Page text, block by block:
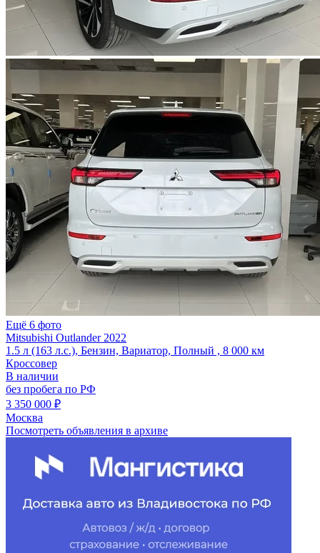
Ещё 6 фото
Mitsubishi Outlander 2022
1.5 л (163 л.с.), Бензин, Вариатор, Полный , 8 000 км
Кроссовер
В наличии
без пробега по РФ
3 350 000 ₽
Москва
Посмотреть объявления в архиве